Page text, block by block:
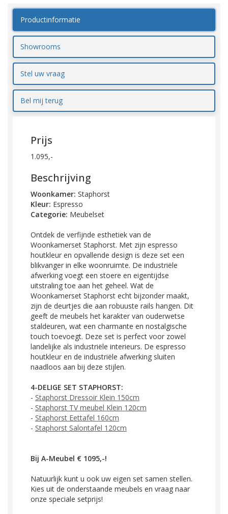
Productinformatie
Showrooms
Stel uw vraag
Bel mij terug
Prijs
1.095,-
Beschrijving
Woonkamer: Staphorst
Kleur: Espresso
Categorie: Meubelset
Ontdek de verfijnde esthetiek van de
Woonkamerset Staphorst. Met zijn espresso
houtkleur en opvallende design is deze set een
blikvanger in elke woonruimte. De industriële
afwerking voegt een stoere en eigentijdse
uitstraling toe aan het geheel. Wat de
Woonkamerset Staphorst echt bijzonder maakt,
zijn de deurtjes die aan robuuste rails hangen. Dit
geeft de meubels het karakter van ouderwetse
staldeuren, wat een charmante en nostalgische
touch toevoegt. Deze set is perfect voor zowel
landelijke als industriële interieurs. De espresso
houtkleur en de industriële afwerking sluiten
naadloos aan bij deze stijlen.
4-DELIGE SET STAPHORST:
- Staphorst Dressoir Klein 150cm
- Staphorst TV meubel Klein 120cm
- Staphorst Eettafel 160cm
- Staphorst Salontafel 120cm
Bij A-Meubel € 1095,-!
Natuurlijk kunt u ook uw eigen set samen stellen.
Kies uit de onderstaande meubels en vraag naar
onze speciale setprijs!